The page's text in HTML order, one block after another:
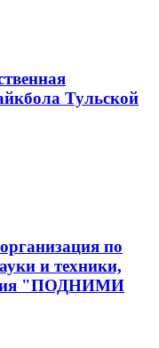
Тульской
по
и техники,
"ПОДНИМИ